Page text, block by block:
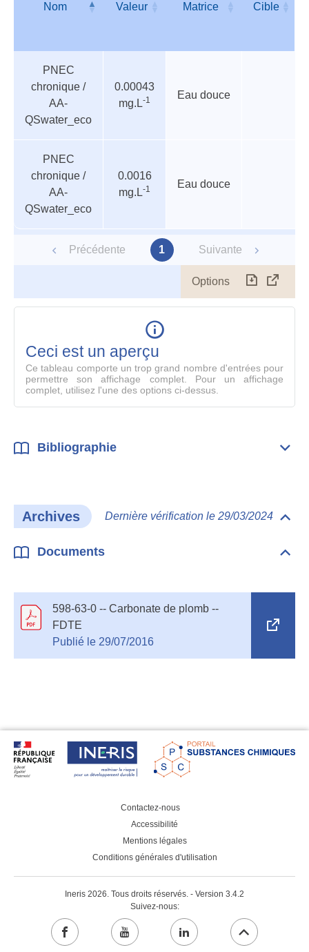
guides
Nom Valeur Matrice Cible
PNEC
chronique /
AA-
QSwater_eco
0.00043
mg.L-1 Eau douce
PNEC
chronique /
AA-
QSwater_eco
0.0016
mg.L-1 Eau douce
Précédente 1 Suivante
Options
le
Ceci est un aperçu
Ce tableau comporte un trop grand nombre d'entrées pour
permettre son affichage complet. Pour un affichage
complet, utilisez l'une des options ci-dessus.
Bibliographie
Archives Dernière vérification le 29/03/2024
Documents
598-63-0 -- Carbonate de plomb --
FDTE
Publié le 29/07/2016
new
Contactez-nous
Accessibilité
Mentions légales
Conditions générales d'utilisation
Ineris 2026. Tous droits réservés. - Version 3.4.2
Suivez-nous:
facebook youtube linkedin
Aller